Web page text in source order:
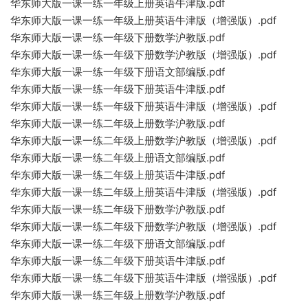
华东师大版一课一练一年级上册英语牛津版.pdf
华东师大版一课一练一年级上册英语牛津版（增强版）.pdf
华东师大版一课一练一年级下册数学沪教版.pdf
华东师大版一课一练一年级下册数学沪教版（增强版）.pdf
华东师大版一课一练一年级下册语文部编版.pdf
华东师大版一课一练一年级下册英语牛津版.pdf
华东师大版一课一练一年级下册英语牛津版（增强版）.pdf
华东师大版一课一练二年级上册数学沪教版.pdf
华东师大版一课一练二年级上册数学沪教版（增强版）.pdf
华东师大版一课一练二年级上册语文部编版.pdf
华东师大版一课一练二年级上册英语牛津版.pdf
华东师大版一课一练二年级上册英语牛津版（增强版）.pdf
华东师大版一课一练二年级下册数学沪教版.pdf
华东师大版一课一练二年级下册数学沪教版（增强版）.pdf
华东师大版一课一练二年级下册语文部编版.pdf
华东师大版一课一练二年级下册英语牛津版.pdf
华东师大版一课一练二年级下册英语牛津版（增强版）.pdf
华东师大版一课一练三年级上册数学沪教版.pdf